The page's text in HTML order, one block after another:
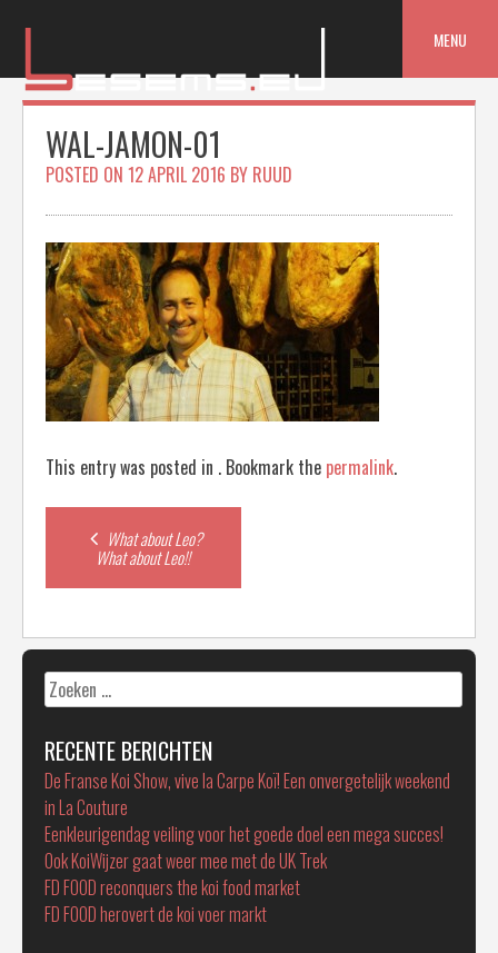
MENU
WAL-JAMON-01
POSTED ON 12 APRIL 2016 BY RUUD
This entry was posted in . Bookmark the permalink.
Post
navigation
What about Leo?
What about Leo!!
Zoeken
naar:
RECENTE BERICHTEN
De Franse Koi Show, vive la Carpe Koï! Een onvergetelijk weekend
in La Couture
Eenkleurigendag veiling voor het goede doel een mega succes!
Ook KoiWijzer gaat weer mee met de UK Trek
FD FOOD reconquers the koi food market
FD FOOD herovert de koi voer markt